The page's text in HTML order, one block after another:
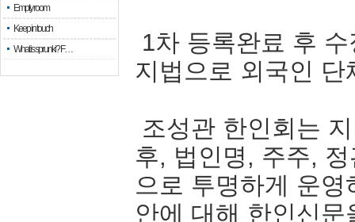
Empty room
Keep in touch
What is sprunki? F…
1차 등록완료 후
지법으로 외국인
조성관 한인회는
후, 법인명, 주주,
으로 투명하게 운영
안에 대해 한인신